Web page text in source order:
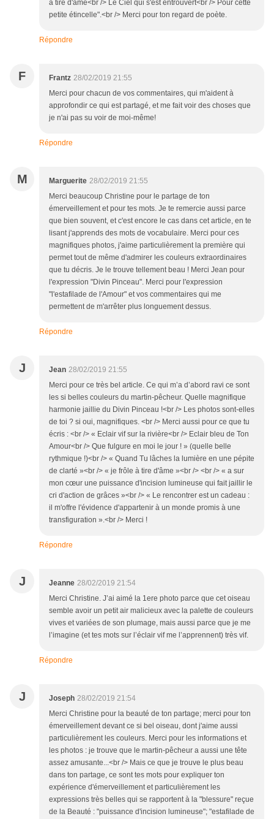
à tire d'âme<br /> Le Ciel qui s'est entrouvert<br /> Pour cette
petite étincelle".<br /> Merci pour ton regard de poète.
Répondre
F Frantz 28/02/2019 21:55
Merci pour chacun de vos commentaires, qui m'aident à
approfondir ce qui est partagé, et me fait voir des choses que
je n'ai pas su voir de moi-même!
Répondre
M Marguerite 28/02/2019 21:55
Merci beaucoup Christine pour le partage de ton
émerveillement et pour tes mots. Je te remercie aussi parce
que bien souvent, et c'est encore le cas dans cet article, en te
lisant j'apprends des mots de vocabulaire. Merci pour ces
magnifiques photos, j'aime particulièrement la première qui
permet tout de même d'admirer les couleurs extraordinaires
que tu décris. Je le trouve tellement beau ! Merci Jean pour
l'expression "Divin Pinceau". Merci pour l'expression
"l'estafilade de l'Amour" et vos commentaires qui me
permettent de m'arrêter plus longuement dessus.
Répondre
J Jean 28/02/2019 21:55
Merci pour ce très bel article. Ce qui m’a d’abord ravi ce sont
les si belles couleurs du martin-pêcheur. Quelle magnifique
harmonie jaillie du Divin Pinceau !<br /> Les photos sont-elles
de toi ? si oui, magnifiques. <br /> Merci aussi pour ce que tu
écris : <br /> « Eclair vif sur la rivière<br /> Eclair bleu de Ton
Amour<br /> Que fulgure en moi le jour ! » (quelle belle
rythmique !)<br /> « Quand Tu lâches la lumière en une pépite
de clarté »<br /> « je frôle à tire d'âme »<br /> <br /> « a sur
mon cœur une puissance d'incision lumineuse qui fait jaillir le
cri d'action de grâces »<br /> « Le rencontrer est un cadeau :
il m'offre l'évidence d'appartenir à un monde promis à une
transfiguration ».<br /> Merci !
Répondre
J Jeanne 28/02/2019 21:54
Merci Christine. J’ai aimé la 1ere photo parce que cet oiseau
semble avoir un petit air malicieux avec la palette de couleurs
vives et variées de son plumage, mais aussi parce que je me
l’imagine (et tes mots sur l’éclair vif me l’apprennent) très vif.
Répondre
J Joseph 28/02/2019 21:54
Merci Christine pour la beauté de ton partage; merci pour ton
émerveillement devant ce si bel oiseau, dont j'aime aussi
particulièrement les couleurs. Merci pour les informations et
les photos : je trouve que le martin-pêcheur a aussi une tête
assez amusante...<br /> Mais ce que je trouve le plus beau
dans ton partage, ce sont tes mots pour expliquer ton
expérience d'émerveillement et particulièrement les
expressions très belles qui se rapportent à la "blessure" reçue
de la Beauté : "puissance d'incision lumineuse"; "estafilade de